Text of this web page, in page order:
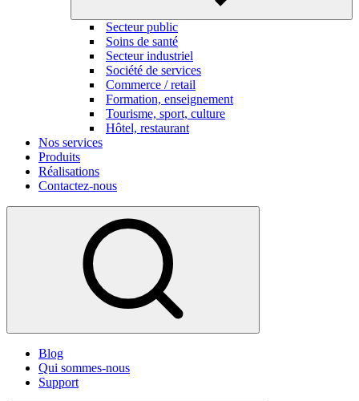
Secteur public
Soins de santé
Secteur industriel
Société de services
Commerce / retail
Formation, enseignement
Tourisme, sport, culture
Hôtel, restaurant
Nos services
Produits
Réalisations
Contactez-nous
Blog
Qui sommes-nous
Support